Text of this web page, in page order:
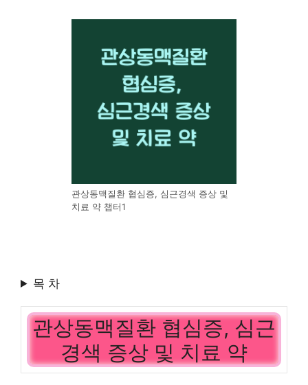
관상동맥질환 협심증, 심근경색 증상 및
치료 약 챕터1
목 차
관상동맥질환 협심증, 심근
경색 증상 및 치료 약